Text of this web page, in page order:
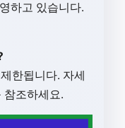
하고 있습니다.
한됩니다. 자세
참조하세요.